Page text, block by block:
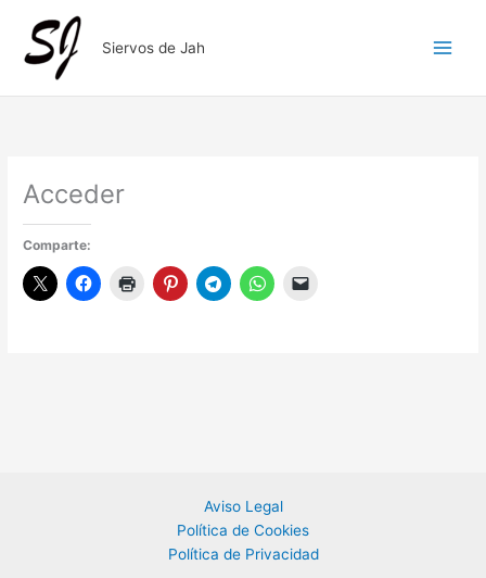
contenido
Siervos de Jah
Acceder
Comparte:
Aviso Legal
Política de Cookies
Política de Privacidad